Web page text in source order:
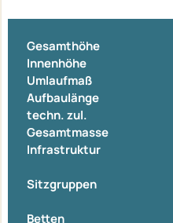
Gesamthöhe
Innenhöhe
Umlaufmaß
Aufbaulänge
techn. zul.
Gesamtmasse
Infrastruktur
Sitzgruppen
Betten